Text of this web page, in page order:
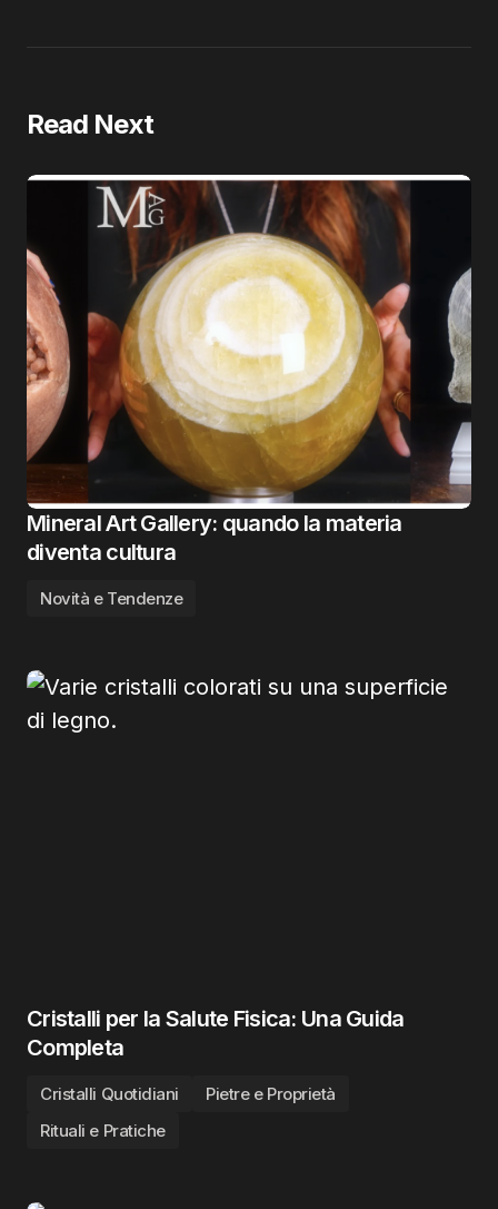
Read Next
Mineral Art Gallery: quando la materia
diventa cultura
Novità e Tendenze
Cristalli per la Salute Fisica: Una Guida
Completa
Cristalli Quotidiani
Pietre e Proprietà
Rituali e Pratiche